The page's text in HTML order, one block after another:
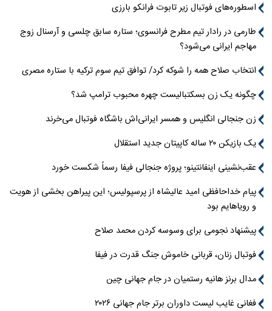
اسطوره‌های فوتبال زیر تابوت فرانکو بارزی
طارمی در رادار تیم مطرح فرانسوی؛ ستاره سابق چلسی و آرسنال زوج
مهاجم ایرانی می‌شود؟
انتخاب صلاح همه را شوکه کرد/ توافق تیم سوم ترکیه با ستاره مصری
چگونه یک زن بسکتبالیست چهره محبوب ترامپ شد؟
زن جنجالی انگلیس و همسر ایرانی‌اش باشگاه فوتبال می‌خرند
یک بازیکن ۲۰ ساله کاپیتان جدید استقلال
عقب‌نشینی اینفانتینو؛ پروژه جنجالی فیفا رسماً شکست خورد
پیام خداحافظی امید عالیشاه از پرسپولیس؛ این پیراهن بخشی از هویت
و رویاهایم بود
پیشنهاد نجومی برای وسوسه کردن محمد صلاح
فوتبال زنان، قربانی خاموش جنگ قدرت در فیفا
مدال برنز هانیه رستمیان در جام جهانی چین
فغانی غایب لیست داوران برتر جام جهانی ۲۰۲۶